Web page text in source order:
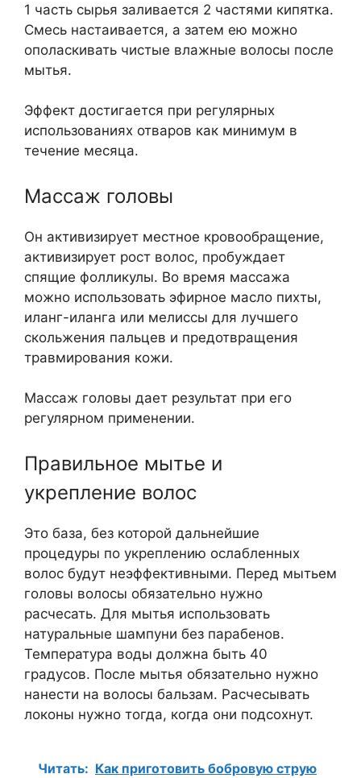
1 часть сырья заливается 2 частями кипятка.
Смесь настаивается, а затем ею можно
ополаскивать чистые влажные волосы после
мытья.
Эффект достигается при регулярных
использованиях отваров как минимум в
течение месяца.
Массаж головы
Он активизирует местное кровообращение,
активизирует рост волос, пробуждает
спящие фолликулы. Во время массажа
можно использовать эфирное масло пихты,
иланг-иланга или мелиссы для лучшего
скольжения пальцев и предотвращения
травмирования кожи.
Массаж головы дает результат при его
регулярном применении.
Правильное мытье и
укрепление волос
Это база, без которой дальнейшие
процедуры по укреплению ослабленных
волос будут неэффективными. Перед мытьем
головы волосы обязательно нужно
расчесать. Для мытья использовать
натуральные шампуни без парабенов.
Температура воды должна быть 40
градусов. После мытья обязательно нужно
нанести на волосы бальзам. Расчесывать
локоны нужно тогда, когда они подсохнут.
Читать: Как приготовить бобровую струю